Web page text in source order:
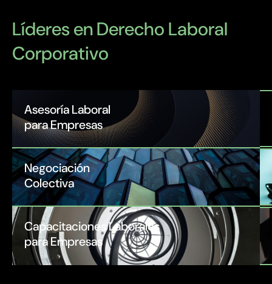
Líderes en Derecho Laboral
Corporativo
Asesoría Laboral
para Empresas
Negociación
Colectiva
Capacitaciones Laborales
para Empresas